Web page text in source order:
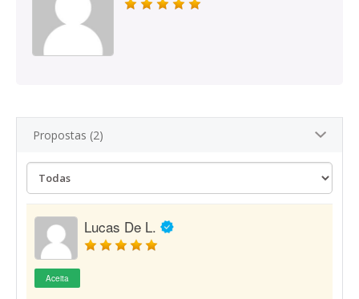
Propostas (2)
Lucas De L.
Aceita